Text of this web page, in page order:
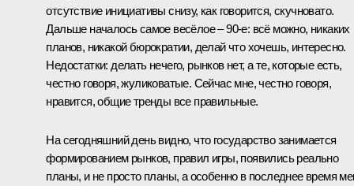
отсутствие инициативы снизу, как говорится, скучновато.
Дальше началось самое весёлое – 90-е: всё можно, никаких
планов, никакой бюрократии, делай что хочешь, интересно.
Недостатки: делать нечего, рынков нет, а те, которые есть,
честно говоря, жуликоватые. Сейчас мне, честно говоря,
нравится, общие тренды все правильные.
На сегодняшний день видно, что государство занимается
формированием рынков, правил игры, появились реально
планы, и не просто планы, а особенно в последнее время